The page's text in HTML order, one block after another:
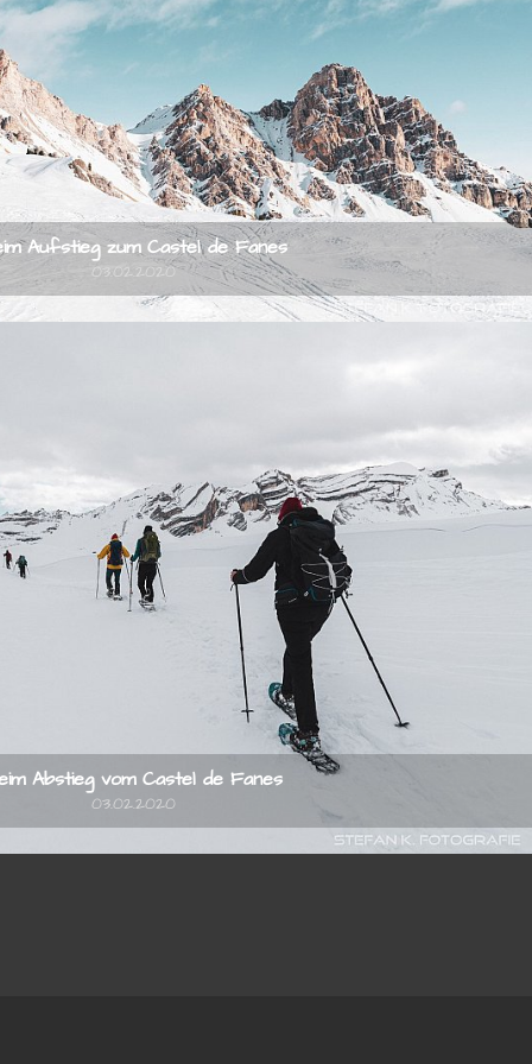
Aufstieg zum Castel de Fanes
03.02.2020
Abstieg vom Castel de Fanes
03.02.2020